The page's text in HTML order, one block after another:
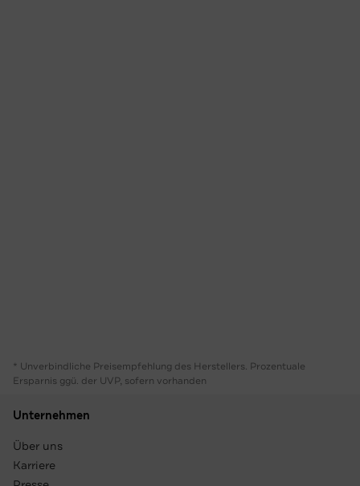
* Unverbindliche Preisempfehlung des Herstellers. Prozentuale
Ersparnis ggü. der UVP, sofern vorhanden
Unternehmen
Über uns
Karriere